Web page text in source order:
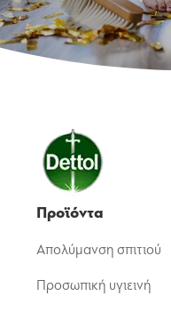
Προϊόντα
Απολύμανση σπιτιού
Προσωπική υγιεινή